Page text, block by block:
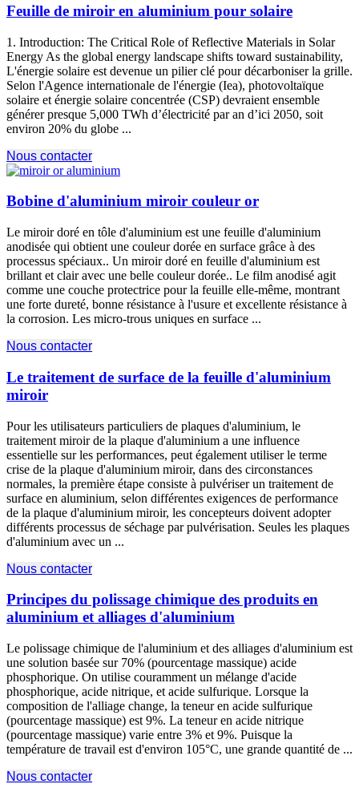
Feuille de miroir en aluminium pour solaire
1. Introduction: The Critical Role of Reflective Materials in Solar
Energy As the global energy landscape shifts toward sustainability,
L'énergie solaire est devenue un pilier clé pour décarboniser la grille.
Selon l'Agence internationale de l'énergie (Iea), photovoltaïque
solaire et énergie solaire concentrée (CSP) devraient ensemble
générer presque 5,000 TWh d’électricité par an d’ici 2050, soit
environ 20% du globe ...
Nous contacter
Bobine d'aluminium miroir couleur or
Le miroir doré en tôle d'aluminium est une feuille d'aluminium
anodisée qui obtient une couleur dorée en surface grâce à des
processus spéciaux.. Un miroir doré en feuille d'aluminium est
brillant et clair avec une belle couleur dorée.. Le film anodisé agit
comme une couche protectrice pour la feuille elle-même, montrant
une forte dureté, bonne résistance à l'usure et excellente résistance à
la corrosion. Les micro-trous uniques en surface ...
Nous contacter
Le traitement de surface de la feuille d'aluminium
miroir
Pour les utilisateurs particuliers de plaques d'aluminium, le
traitement miroir de la plaque d'aluminium a une influence
essentielle sur les performances, peut également utiliser le terme
crise de la plaque d'aluminium miroir, dans des circonstances
normales, la première étape consiste à pulvériser un traitement de
surface en aluminium, selon différentes exigences de performance
de la plaque d'aluminium miroir, les concepteurs doivent adopter
différents processus de séchage par pulvérisation. Seules les plaques
d'aluminium avec un ...
Nous contacter
Principes du polissage chimique des produits en
aluminium et alliages d'aluminium
Le polissage chimique de l'aluminium et des alliages d'aluminium est
une solution basée sur 70% (pourcentage massique) acide
phosphorique. On utilise couramment un mélange d'acide
phosphorique, acide nitrique, et acide sulfurique. Lorsque la
composition de l'alliage change, la teneur en acide sulfurique
(pourcentage massique) est 9%. La teneur en acide nitrique
(pourcentage massique) varie entre 3% et 9%. Puisque la
température de travail est d'environ 105°C, une grande quantité de ...
Nous contacter